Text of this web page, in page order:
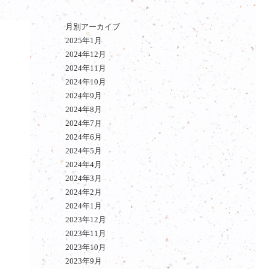
月別アーカイブ
2025年1月
2024年12月
2024年11月
2024年10月
2024年9月
2024年8月
2024年7月
2024年6月
2024年5月
2024年4月
2024年3月
2024年2月
2024年1月
2023年12月
2023年11月
2023年10月
2023年9月